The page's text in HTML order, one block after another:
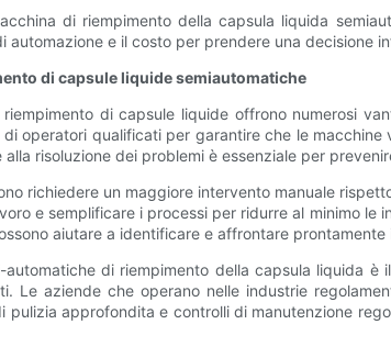
di riempimento della capsula liquida
automazione e il costo per prendere una decisione
di capsule liquide semiautomatiche
di capsule liquide offrono numerosi
operatori qualificati per garantire che le
risoluzione dei problemi è essenziale per
richiedere un maggiore intervento manuale
e semplificare i processi per ridurre al minimo
aiutare a identificare e affrontare
di riempimento della capsula liquida
Le aziende che operano nelle industrie
approfondita e controlli di manutenzione